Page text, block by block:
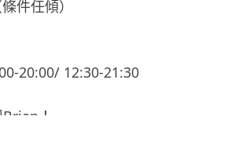
件任傾）
20:00/ 12:30-21:30
！